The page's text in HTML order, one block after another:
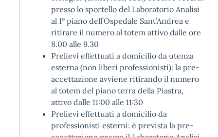
presso lo sportello del Laboratorio Analisi
al 1° piano dell’Ospedale Sant’Andrea e
ritirare il numero al totem attivo dalle ore
8.00 alle 9.30
Prelievi effettuati a domicilio da utenza
esterna (non liberi professionisti): la pre-
accettazione avviene ritirando il numero
al totem del piano terra della Piastra,
attivo dalle 11:00 alle 11:30
Prelievi effettuati a domicilio da
professionisti esterni: è prevista la pre-